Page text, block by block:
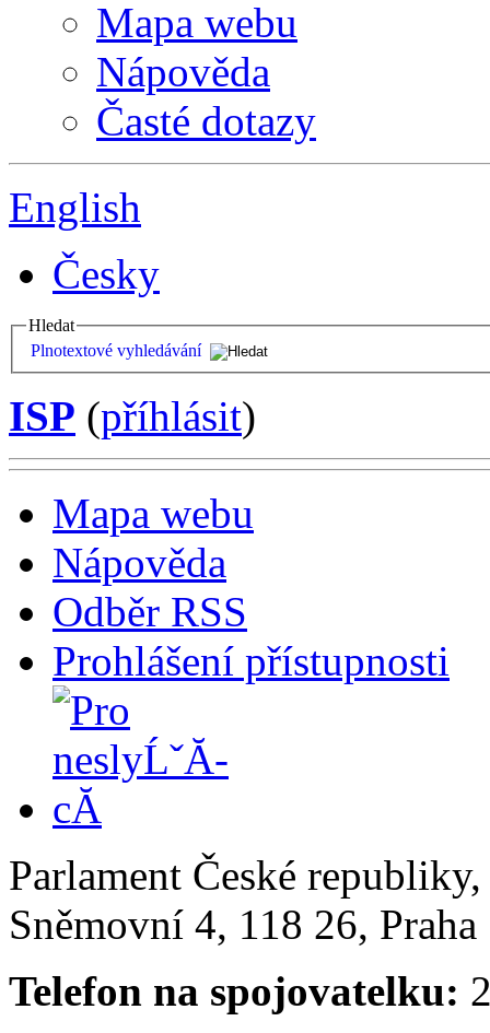
Mapa webu
Nápověda
Časté dotazy
English
Česky
Hledat
Plnotextové vyhledávání
ISP (příhlásit)
Mapa webu
Nápověda
Odběr RSS
Prohlášení přístupnosti
Parlament České
Sněmovní 4, 118 26,
Telefon na spojovatelku: